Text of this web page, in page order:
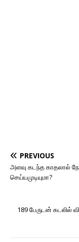
PREVIOUS
அளவு கடந்த காதலால்
செய்யமுடியுமா?
189 பேருடன் கடலில்